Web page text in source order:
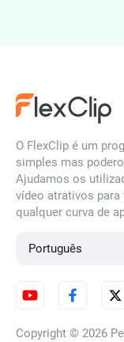
O FlexClip é um
simples mas
Ajudamos os
vídeo atrativos
qualquer curva de
Português
Copyright © 2026